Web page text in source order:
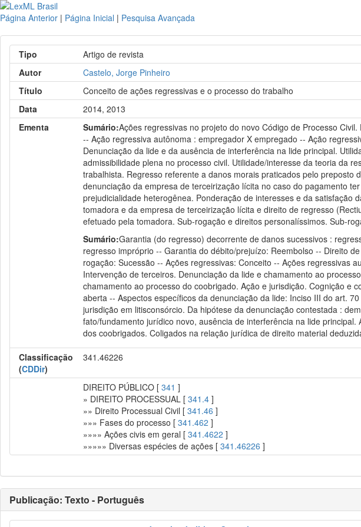
Página Anterior | Página Inicial | Pesquisa Avançada
Tipo
Artigo de revista
Autor
Castelo, Jorge Pinheiro
Título
Conceito de ações regressivas e o processo do trabalho
Data
2014, 2013
Ementa
Sumário:Ações regressivas no projeto do novo Código de Processo
-- Ação regressiva autônoma : empregador X empregado -- Ação
Denunciação da lide e da ausência de interferência na lide principal.
admissibilidade plena no processo civil. Utilidade/interesse da teoria da
trabalhista. Regresso referente a danos morais praticados pelo
denunciação da empresa de terceirização lícita no caso do pagamento
prejudicialidade heterogênea. Ponderação de interesses e da
tomadora e da empresa de terceirização lícita e direito de regresso
efetuado pela tomadora. Sub-rogação e direitos personalíssimos. Sub-
Sumário:Garantia (do regresso) decorrente de danos sucessivos :
regresso impróprio -- Garantia do débito/prejuízo: Reembolso -- Direito
rogação: Sucessão -- Ações regressivas: Conceito -- Ações regressivas
Intervenção de terceiros. Denunciação da lide e chamamento ao
chamamento ao processo do coobrigado. Ação e jurisdição. Cognição e
aberta -- Aspectos específicos da denunciação da lide: Inciso III do art.
jurisdição em litisconsórcio. Da hipótese da denunciação contestada :
fato/fundamento jurídico novo, ausência de interferência na lide
dos coobrigados. Coligados na relação jurídica de direito material
Classificação
(CDDir)
341.46226
DIREITO PÚBLICO [341 ]
» DIREITO PROCESSUAL [341.4 ]
»» Direito Processual Civil [341.46 ]
»»» Fases do processo [341.462 ]
»»»» Ações civis em geral [341.4622 ]
»»»»» Diversas espécies de ações [341.46226 ]
Publicação: Texto - Português